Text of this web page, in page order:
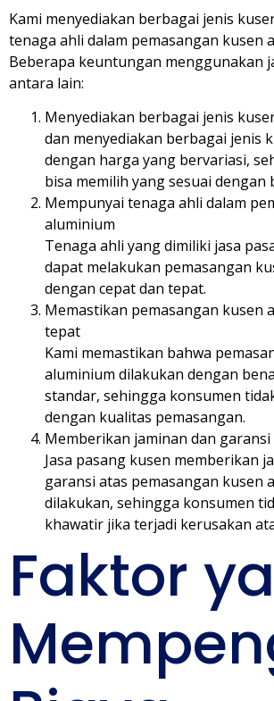
Kami menyediakan berbagai jenis
tenaga ahli dalam pemasangan kusen
Beberapa keuntungan menggunakan
antara lain:
Menyediakan berbagai jenis
dan menyediakan berbagai jenis
dengan harga yang bervariasi,
bisa memilih yang sesuai dengan
Mempunyai tenaga ahli dalam
aluminium
Tenaga ahli yang dimiliki jasa
dapat melakukan pemasangan
dengan cepat dan tepat.
Memastikan pemasangan kusen
tepat
Kami memastikan bahwa
aluminium dilakukan dengan
standar, sehingga konsumen
dengan kualitas pemasangan.
Memberikan jaminan dan garansi
Jasa pasang kusen memberikan
garansi atas pemasangan kusen
dilakukan, sehingga konsumen
khawatir jika terjadi kerusakan
Faktor